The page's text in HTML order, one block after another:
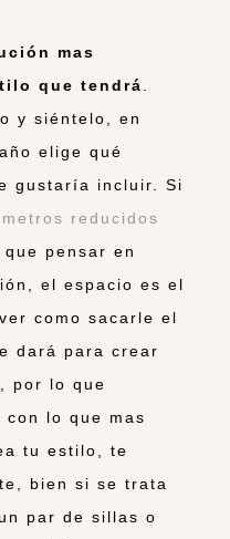
mas
que tendrá
y siéntelo, en
elige qué
gustaría incluir. Si
metros reducidos
pensar en
el espacio es el
como sacarle el
dará para crear
por lo que
lo que mas
tu estilo, te
bien si se trata
par de sillas o